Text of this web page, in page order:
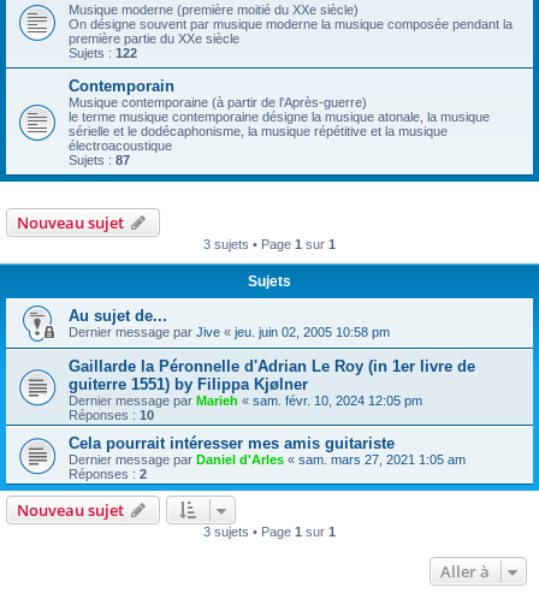
Musique moderne (première moitié du XXe siècle)
On désigne souvent par musique moderne la musique composée pendant la
première partie du XXe siècle
Sujets : 122
Contemporain
Musique contemporaine (à partir de l'Après-guerre)
le terme musique contemporaine désigne la musique atonale, la musique
sérielle et le dodécaphonisme, la musique répétitive et la musique
électroacoustique
Sujets : 87
Nouveau sujet
3 sujets • Page 1 sur 1
Sujets
Au sujet de...
Dernier message par Jive « jeu. juin 02, 2005 10:58 pm
Gaillarde la Péronnelle d'Adrian Le Roy (in 1er livre de
guiterre 1551) by Filippa Kjølner
Dernier message par Marieh « sam. févr. 10, 2024 12:05 pm
Réponses : 10
Cela pourrait intéresser mes amis guitariste
Dernier message par Daniel d'Arles « sam. mars 27, 2021 1:05 am
Réponses : 2
Nouveau sujet
3 sujets • Page 1 sur 1
Aller à